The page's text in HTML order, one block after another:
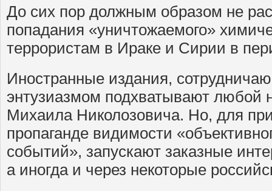
До сих пор должным образом не
попадания «уничтожаемого»
террористам в Ираке и Сирии в
Иностранные издания,
энтузиазмом подхватывают любой
Михаила Николозовича. Но, для
пропаганде видимости
событий», запускают заказные
а иногда и через некоторые